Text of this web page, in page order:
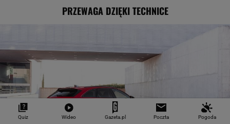
PRZEWAGA DZIĘKI TECHNICE
Quiz Wideo Gazeta.pl Poczta Pogoda